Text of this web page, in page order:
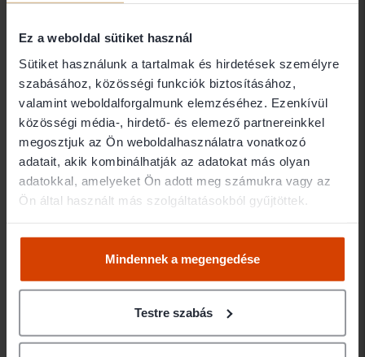
Ez a weboldal sütiket használ
Sütiket használunk a tartalmak és hirdetések személyre
szabásához, közösségi funkciók biztosításához,
valamint weboldalforgalmunk elemzéséhez. Ezenkívül
közösségi média-, hirdető- és elemező partnereinkkel
megosztjuk az Ön weboldalhasználatra vonatkozó
adatait, akik kombinálhatják az adatokat más olyan
adatokkal, amelyeket Ön adott meg számukra vagy az
Ön által használt más szolgáltatásokból gyűjtöttek.
Mindennek a megengedése
Testre szabás
Elérhetőségek
1132 Budapest Váci út 28. 3. em. 1.
06204980457
eva.m.farkas@gmail.com
Ügyfélfogadás
Előzetes időpontegyeztetés alapján.